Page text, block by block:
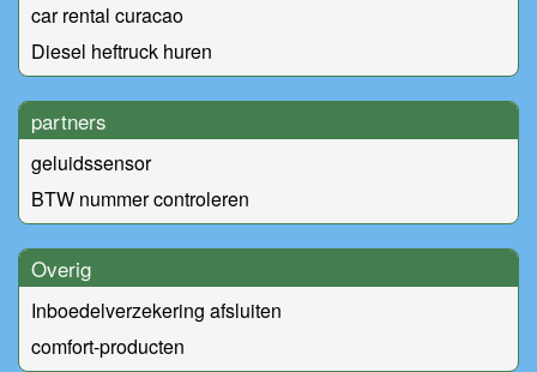
car rental curacao
Diesel heftruck huren
partners
geluidssensor
BTW nummer controleren
Overig
Inboedelverzekering afsluiten
comfort-producten